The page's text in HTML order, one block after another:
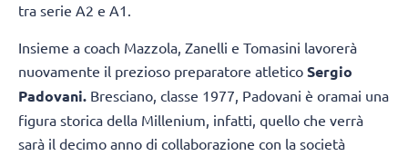
tra serie A2 e A1.
Insieme a coach Mazzola, Zanelli e Tomasini lavorerà
nuovamente il prezioso preparatore atletico Sergio
Padovani. Bresciano, classe 1977, Padovani è oramai una
figura storica della Millenium, infatti, quello che verrà
sarà il decimo anno di collaborazione con la società